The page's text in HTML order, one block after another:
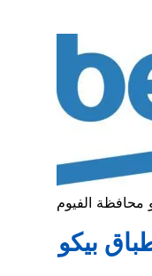
محافظة الفيوم